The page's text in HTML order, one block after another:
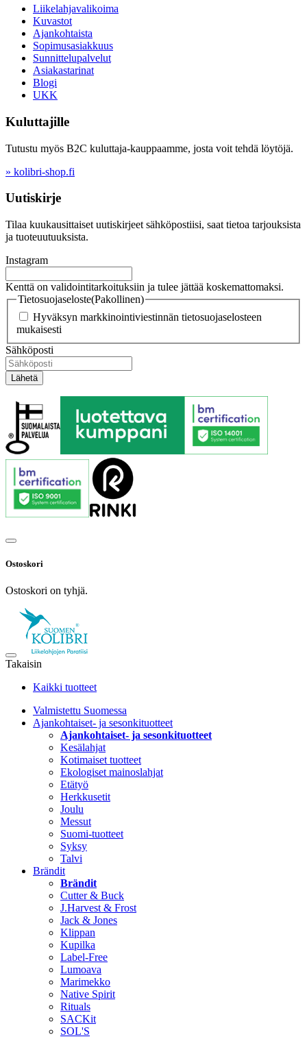
Liikelahjavalikoima
Kuvastot
Ajankohtaista
Sopimusasiakkuus
Sunnittelupalvelut
Asiakastarinat
Blogi
UKK
Kuluttajille
Tutustu myös B2C kuluttaja-kauppaamme, josta voit tehdä löytöjä.
» kolibri-shop.fi
Uutiskirje
Tilaa kuukausittaiset uutiskirjeet sähköpostiisi, saat tietoa tarjouksista
ja tuoteuutuuksista.
Instagram
Kenttä on validointitarkoituksiin ja tulee jättää koskemattomaksi.
Tietosuojaseloste(Pakollinen)
Hyväksyn markkinointiviestinnän tietosuojaselosteen
mukaisesti
Sähköposti
Ostoskori
Ostoskori on tyhjä.
Takaisin
Kaikki tuotteet
Valmistettu Suomessa
Ajankohtaiset- ja sesonkituotteet
Ajankohtaiset- ja sesonkituotteet
Kesälahjat
Kotimaiset tuotteet
Ekologiset mainoslahjat
Etätyö
Herkkusetit
Joulu
Messut
Suomi-tuotteet
Syksy
Talvi
Brändit
Brändit
Cutter & Buck
J.Harvest & Frost
Jack & Jones
Klippan
Kupilka
Label-Free
Lumoava
Marimekko
Native Spirit
Rituals
SACKit
SOL'S